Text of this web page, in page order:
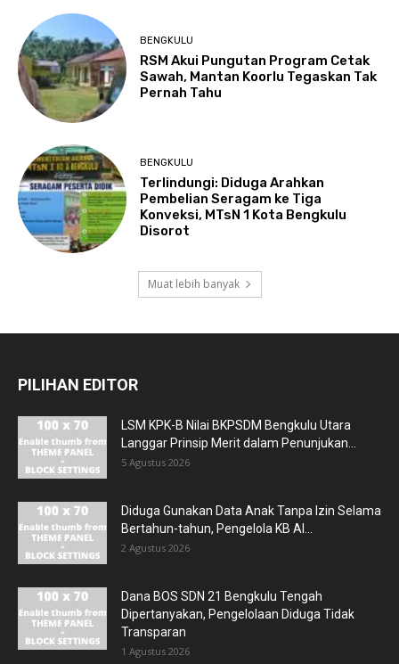
BENGKULU
RSM Akui Pungutan Program Cetak
Sawah, Mantan Koorlu Tegaskan Tak
Pernah Tahu
BENGKULU
Terlindungi: Diduga Arahkan
Pembelian Seragam ke Tiga
Konveksi, MTsN 1 Kota Bengkulu
Disorot
Muat lebih banyak
PILIHAN EDITOR
LSM KPK-B Nilai BKPSDM Bengkulu Utara
Langgar Prinsip Merit dalam Penunjukan...
5 Agustus 2026
Diduga Gunakan Data Anak Tanpa Izin Selama
Bertahun-tahun, Pengelola KB Al...
2 Agustus 2026
Dana BOS SDN 21 Bengkulu Tengah
Dipertanyakan, Pengelolaan Diduga Tidak
Transparan
1 Agustus 2026